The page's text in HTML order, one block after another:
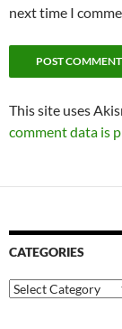
next time I
This site uses
comment data is
CATEGORIES
Categories